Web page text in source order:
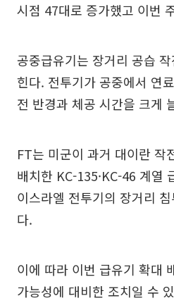
시점 47대로 증가했고 이번
공중급유기는 장거리 공습
힌다. 전투기가 공중에서 연
전 반경과 체공 시간을 크게
FT는 미군이 과거 대이란 작
배치한 KC-135·KC-46 계열
이스라엘 전투기의 장거리
다.
이에 따라 이번 급유기 확대
가능성에 대비한 조치일 수